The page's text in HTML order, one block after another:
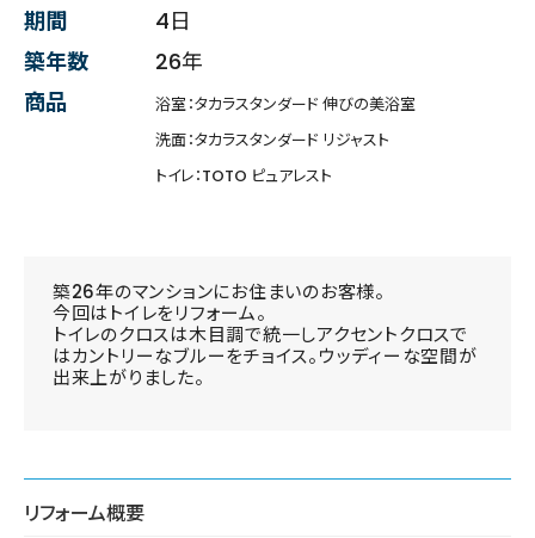
期間
4日
築年数
26年
商品
浴室：タカラスタンダード 伸びの美浴室
洗面：タカラスタンダード リジャスト
トイレ：TOTO ピュアレスト
築26年のマンションにお住まいのお客様。
今回はトイレをリフォーム。
トイレのクロスは木目調で統一しアクセントクロスで
はカントリーなブルーをチョイス。ウッディーな空間が
出来上がりました。
リフォーム概要